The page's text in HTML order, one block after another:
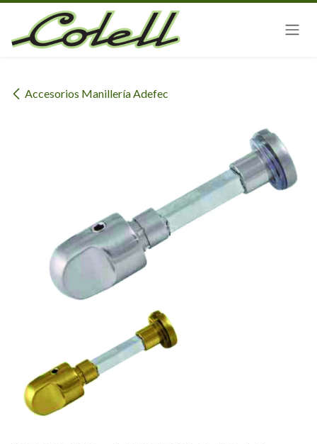
Ir al contenido
Accesorios Manillería Adefec